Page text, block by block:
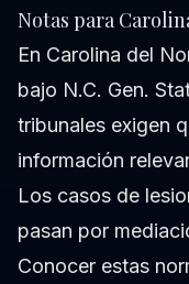
Notas para
En Carolina del
bajo N.C. Gen.
tribunales exigen
información
Los casos de
pasan por
Conocer estas